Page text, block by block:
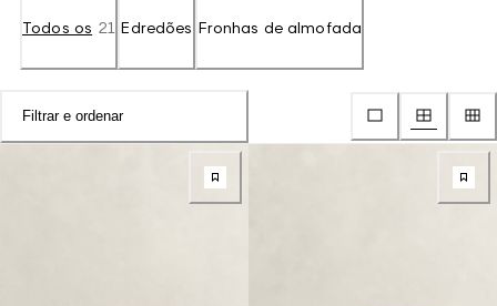
Todos os 21 Edredões Fronhas de almofada
Filtrar e ordenar